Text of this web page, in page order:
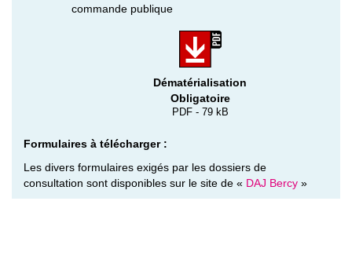
commande publique
Dématérialisation
Obligatoire
PDF - 79 kB
Formulaires à télécharger :
Les divers formulaires exigés par les dossiers de
consultation sont disponibles sur le site de « DAJ Bercy »